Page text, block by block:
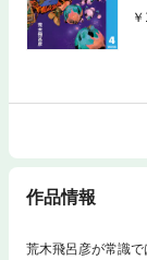
作品情報
荒木飛呂彦が常識